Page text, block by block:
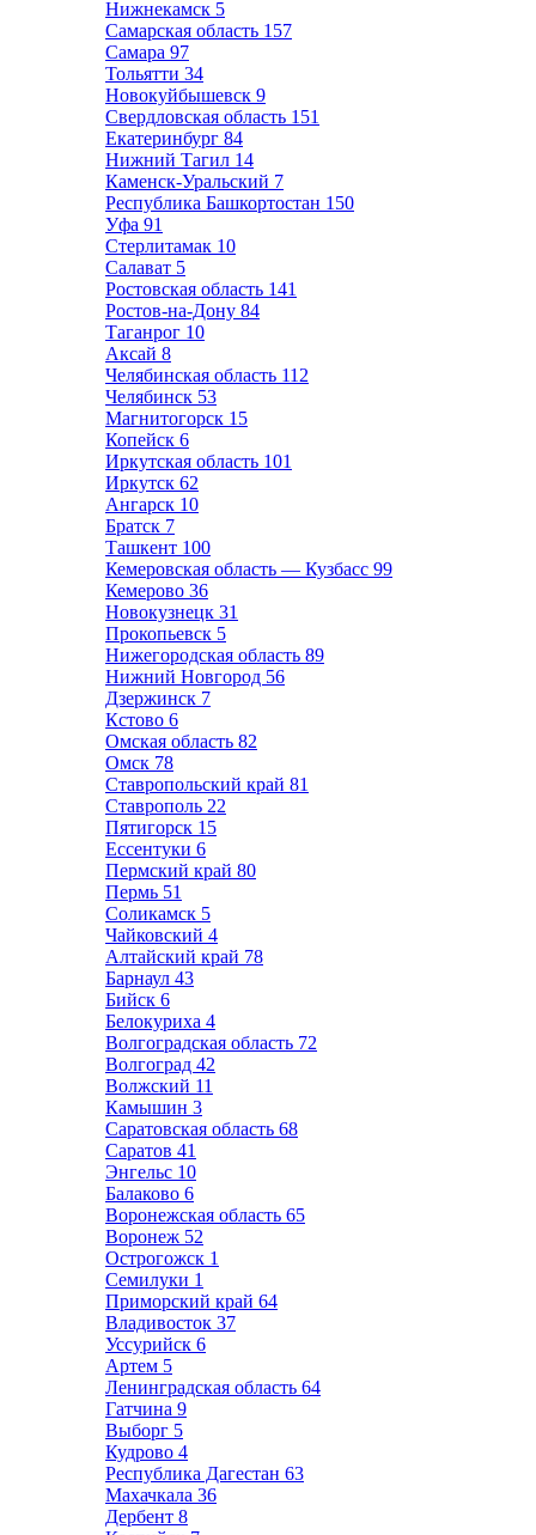
Нижнекамск 5
Самарская область 157
Самара 97
Тольятти 34
Новокуйбышевск 9
Свердловская область 151
Екатеринбург 84
Нижний Тагил 14
Каменск-Уральский 7
Республика Башкортостан 150
Уфа 91
Стерлитамак 10
Салават 5
Ростовская область 141
Ростов-на-Дону 84
Таганрог 10
Аксай 8
Челябинская область 112
Челябинск 53
Магнитогорск 15
Копейск 6
Иркутская область 101
Иркутск 62
Ангарск 10
Братск 7
Ташкент 100
Кемеровская область — Кузбасс 99
Кемерово 36
Новокузнецк 31
Прокопьевск 5
Нижегородская область 89
Нижний Новгород 56
Дзержинск 7
Кстово 6
Омская область 82
Омск 78
Ставропольский край 81
Ставрополь 22
Пятигорск 15
Ессентуки 6
Пермский край 80
Пермь 51
Соликамск 5
Чайковский 4
Алтайский край 78
Барнаул 43
Бийск 6
Белокуриха 4
Волгоградская область 72
Волгоград 42
Волжский 11
Камышин 3
Саратовская область 68
Саратов 41
Энгельс 10
Балаково 6
Воронежская область 65
Воронеж 52
Острогожск 1
Семилуки 1
Приморский край 64
Владивосток 37
Уссурийск 6
Артем 5
Ленинградская область 64
Гатчина 9
Выборг 5
Кудрово 4
Республика Дагестан 63
Махачкала 36
Дербент 8